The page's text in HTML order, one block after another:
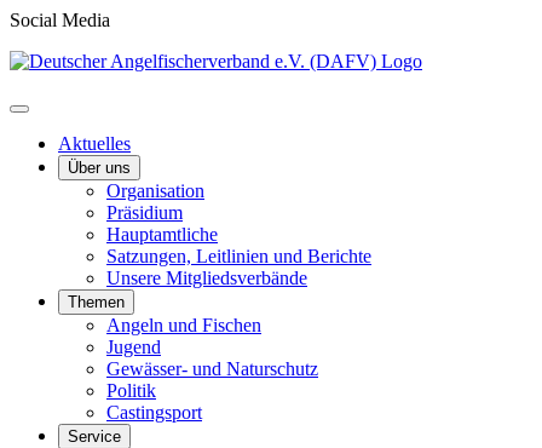
Social Media
Aktuelles
Über uns
Organisation
Präsidium
Hauptamtliche
Satzungen, Leitlinien und Berichte
Unsere Mitgliedsverbände
Themen
Angeln und Fischen
Jugend
Gewässer- und Naturschutz
Politik
Castingsport
Service